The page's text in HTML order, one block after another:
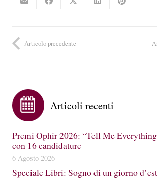
Articolo precedente
Articoli recenti
Premi Ophir 2026: “Tell Me
con 16 candidature
6 Agosto 2026
Speciale Libri: Sogno di un giorno